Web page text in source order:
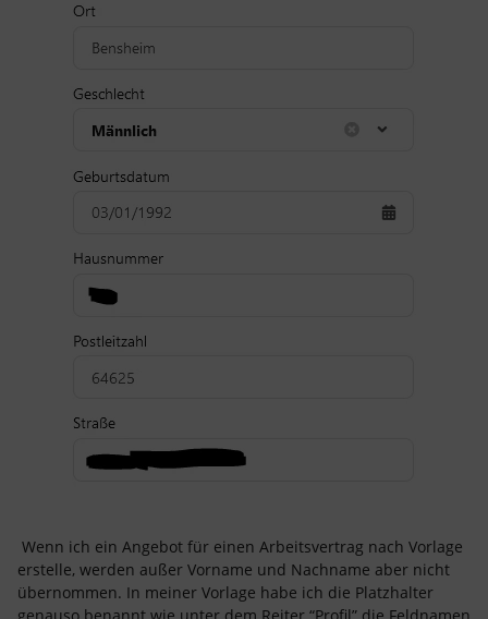
Wenn ich ein Angebot für einen Arbeitsvertrag nach Vorlage
erstelle, werden außer Vorname und Nachname aber nicht
übernommen. In meiner Vorlage habe ich die Platzhalter